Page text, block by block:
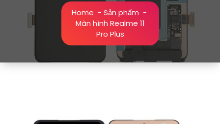
Home - Sản phẩm -
Màn hình Realme 11
Pro Plus